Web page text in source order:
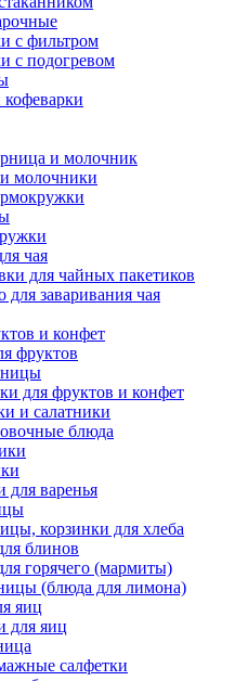
с фильтром
с подогревом
и молочник
молочники
чая
для чайных пакетиков
для заваривания чая
и конфет
фруктов
для фруктов и конфет
и салатники
блюда
для варенья
корзинки для хлеба
блинов
горячего (мармиты)
(блюда для лимона)
яиц
для яиц
салфетки